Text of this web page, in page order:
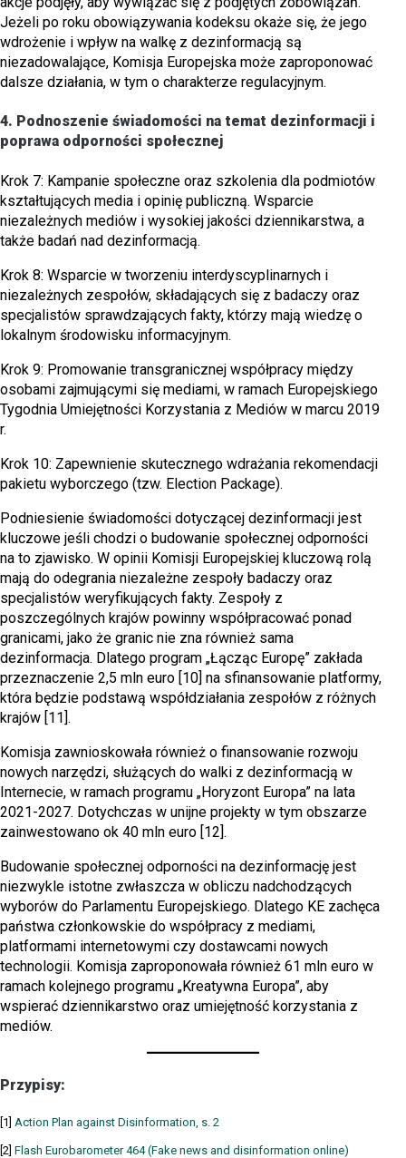
Jeżeli po roku obowiązywania kodeksu okaże się, że jego
wdrożenie i wpływ na walkę z dezinformacją są
niezadowalające, Komisja Europejska może zaproponować
dalsze działania, w tym o charakterze regulacyjnym.
4. Podnoszenie świadomości na temat dezinformacji i
poprawa odporności społecznej
Krok 7: Kampanie społeczne oraz szkolenia dla podmiotów
kształtujących media i opinię publiczną. Wsparcie
niezależnych mediów i wysokiej jakości dziennikarstwa, a
także badań nad dezinformacją.
Krok 8: Wsparcie w tworzeniu interdyscyplinarnych i
niezależnych zespołów, składających się z badaczy oraz
specjalistów sprawdzających fakty, którzy mają wiedzę o
lokalnym środowisku informacyjnym.
Krok 9: Promowanie transgranicznej współpracy między
osobami zajmującymi się mediami, w ramach Europejskiego
Tygodnia Umiejętności Korzystania z Mediów w marcu 2019
r.
Krok 10: Zapewnienie skutecznego wdrażania rekomendacji
pakietu wyborczego (tzw. Election Package).
Podniesienie świadomości dotyczącej dezinformacji jest
kluczowe jeśli chodzi o budowanie społecznej odporności
na to zjawisko. W opinii Komisji Europejskiej kluczową rolą
mają do odegrania niezależne zespoły badaczy oraz
specjalistów weryfikujących fakty. Zespoły z
poszczególnych krajów powinny współpracować ponad
granicami, jako że granic nie zna również sama
dezinformacja. Dlatego program „Łącząc Europę” zakłada
przeznaczenie 2,5 mln euro [10] na sfinansowanie platformy,
która będzie podstawą współdziałania zespołów z różnych
krajów [11].
Komisja zawnioskowała również o finansowanie rozwoju
nowych narzędzi, służących do walki z dezinformacją w
Internecie, w ramach programu „Horyzont Europa” na lata
2021-2027. Dotychczas w unijne projekty w tym obszarze
zainwestowano ok 40 mln euro [12].
Budowanie społecznej odporności na dezinformację jest
niezwykle istotne zwłaszcza w obliczu nadchodzących
wyborów do Parlamentu Europejskiego. Dlatego KE zachęca
państwa członkowskie do współpracy z mediami,
platformami internetowymi czy dostawcami nowych
technologii. Komisja zaproponowała również 61 mln euro w
ramach kolejnego programu „Kreatywna Europa”, aby
wspierać dziennikarstwo oraz umiejętność korzystania z
mediów.
Przypisy:
[1] Action Plan against Disinformation, s. 2
[2] Flash Eurobarometer 464 (Fake news and disinformation online)